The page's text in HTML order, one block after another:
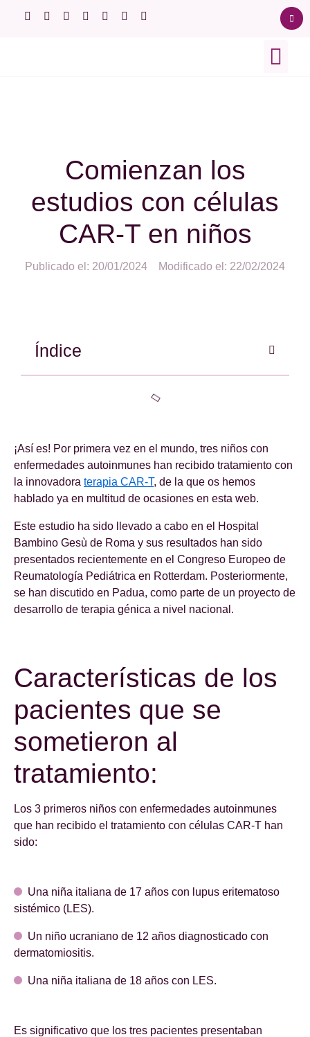
Comienzan los
estudios con células
CAR-T en niños
Publicado el: 20/01/2024 Modificado el: 22/02/2024
Índice
¡Así es! Por primera vez en el mundo, tres niños con
enfermedades autoinmunes han recibido tratamiento con
la innovadora terapia CAR-T, de la que os hemos
hablado ya en multitud de ocasiones en esta web.
Este estudio ha sido llevado a cabo en el Hospital
Bambino Gesù de Roma y sus resultados han sido
presentados recientemente en el Congreso Europeo de
Reumatología Pediátrica en Rotterdam. Posteriormente,
se han discutido en Padua, como parte de un proyecto de
desarrollo de terapia génica a nivel nacional.
Características de los
pacientes que se
sometieron al
tratamiento:
Los 3 primeros niños con enfermedades autoinmunes
que han recibido el tratamiento con células CAR-T han
sido:
Una niña italiana de 17 años con lupus eritematoso
sistémico (LES).
Un niño ucraniano de 12 años diagnosticado con
dermatomiositis.
Una niña italiana de 18 años con LES.
Es significativo que los tres pacientes presentaban